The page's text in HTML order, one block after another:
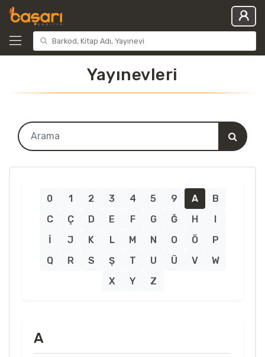
Yayınevleri
0 1 2 3 4 5 9 A
B
C
Ç D E F G Ğ H
I
İ
J K L M N O Ö
P
Q
R S Ş T U Ü V
W
X
Y Z
A